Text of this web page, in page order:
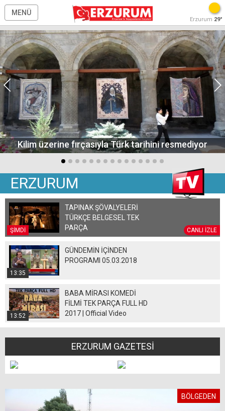
MENÜ
Erzurum 29°
Kilim üzerine fırçasıyla Türk tarihini resmediyor
ERZURUM
ŞİMDİ CANLI İZLE
TAPINAK ŞÖVALYELERİ
TÜRKÇE BELGESEL TEK
PARÇA
13:35
GÜNDEMİN İÇİNDEN
PROGRAMI 05.03.2018
13:52
BABA MİRASI KOMEDİ
FİLMİ TEK PARÇA FULL HD
2017 | Official Video
ERZURUM GAZETESİ
BÖLGEDEN